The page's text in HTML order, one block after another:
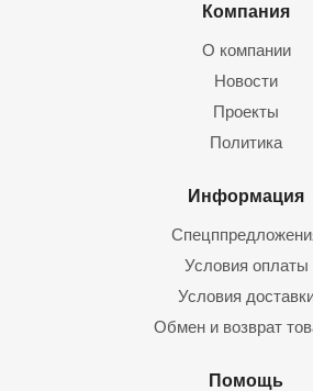
Компания
О компании
Новости
Проекты
Политика
Информация
Условия оплаты
Условия
Обмен и возврат
Помощь